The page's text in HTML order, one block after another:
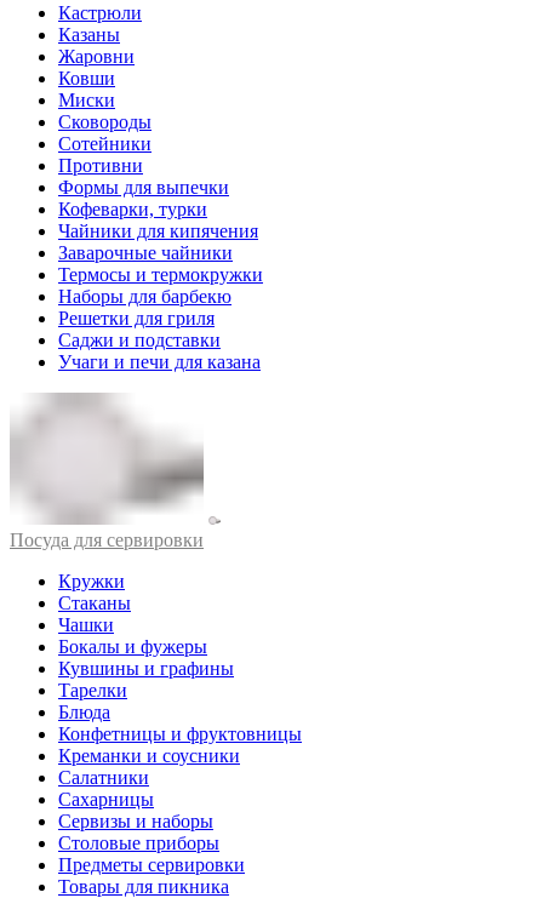
Кастрюли
Казаны
Жаровни
Ковши
Миски
Сковороды
Сотейники
Противни
Формы для выпечки
Кофеварки, турки
Чайники для кипячения
Заварочные чайники
Термосы и термокружки
Наборы для барбекю
Решетки для гриля
Саджи и подставки
Учаги и печи для казана
Посуда для сервировки
Кружки
Стаканы
Чашки
Бокалы и фужеры
Кувшины и графины
Тарелки
Блюда
Конфетницы и фруктовницы
Креманки и соусники
Салатники
Сахарницы
Сервизы и наборы
Столовые приборы
Предметы сервировки
Товары для пикника